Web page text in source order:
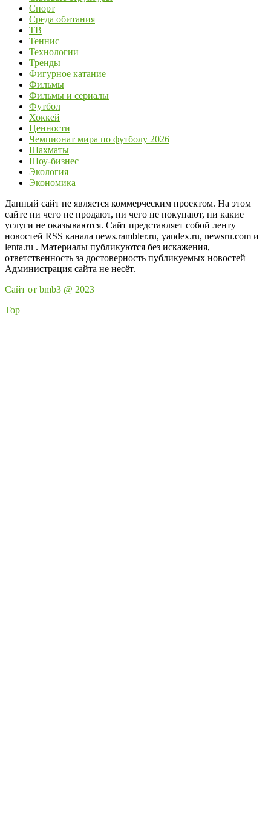
Спорт
Среда обитания
ТВ
Теннис
Технологии
Тренды
Фигурное катание
Фильмы
Фильмы и сериалы
Футбол
Хоккей
Ценности
Чемпионат мира по футболу 2026
Шахматы
Шоу-бизнес
Экология
Экономика
Данный сайт не является коммерческим проектом. На этом
сайте ни чего не продают, ни чего не покупают, ни какие
услуги не оказываются. Сайт представляет собой ленту
новостей RSS канала news.rambler.ru, yandex.ru, newsru.com и
lenta.ru . Материалы публикуются без искажения,
ответственность за достоверность публикуемых новостей
Администрация сайта не несёт.
Сайт от bmb3 @ 2023
Top